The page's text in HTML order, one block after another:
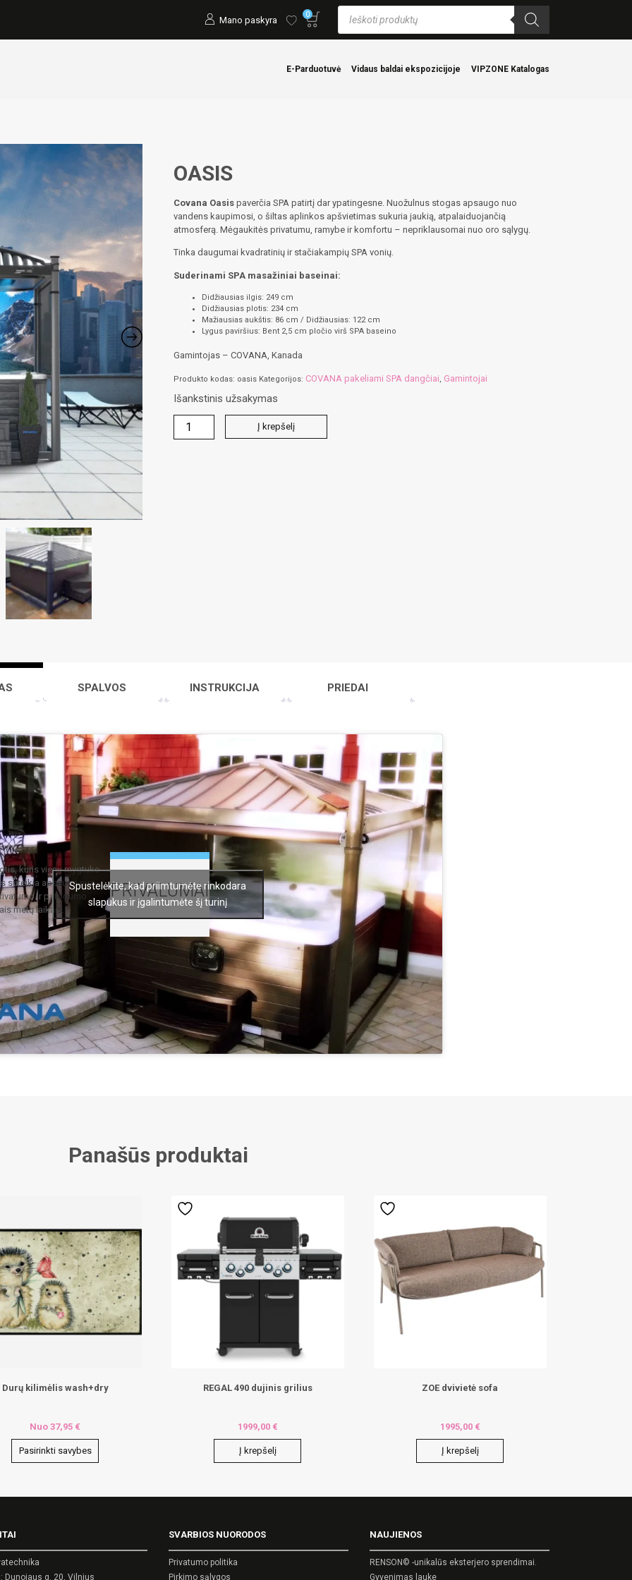
Mano paskyra 0
Products
search
E-Parduotuvė Vidaus baldai ekspozicijoje VIPZONE Katalogas
OASIS
Covana Oasis paverčia SPA patirtį dar ypatingesne. Nuožulnus stogas apsaugo nuo
vandens kaupimosi, o šiltas aplinkos apšvietimas sukuria jaukią, atpalaiduojančią
atmosferą. Mėgaukitės privatumu, ramybe ir komfortu – nepriklausomai nuo oro sąlygų.
Tinka daugumai kvadratinių ir stačiakampių SPA vonių.
Suderinami SPA masažiniai baseinai:
Didžiausias ilgis: 249 cm
Didžiausias plotis: 234 cm
Mažiausias aukštis: 86 cm / Didžiausias: 122 cm
Lygus paviršius: Bent 2,5 cm pločio virš SPA baseino
Gamintojas – COVANA, Kanada
Produkto kodas: oasis Kategorijos: COVANA pakeliami SPA dangčiai Gamintojai
Išankstinis užsakymas
produkto
kiekis:
Į krepšelį
SPALVOS INSTRUKCIJA PRIEDAI
kuris vienu mygtuko
suteikia apsaugą nuo
ir patogumo
metų laikais.
PRIVALUMAI
Spustelėkite, kad priimtumėte rinkodara
slapukus ir įgalintumėte šį turinį
Panašūs produktai
Durų kilimėlis wash+dry
Nuo37,95 €
Pasirinkti savybes
REGAL 490 dujinis grilius
1999,00 €
Į krepšelį
ZOE dvivietė sofa
1995,00 €
Į krepšelį
Dunojaus g. 20, Vilnius
SVARBIOS NUORODOS
Privatumo politika
Pirkimo sąlygos
NAUJIENOS
RENSON© -unikalūs eksterjero sprendimai.
Gyvenimas lauke